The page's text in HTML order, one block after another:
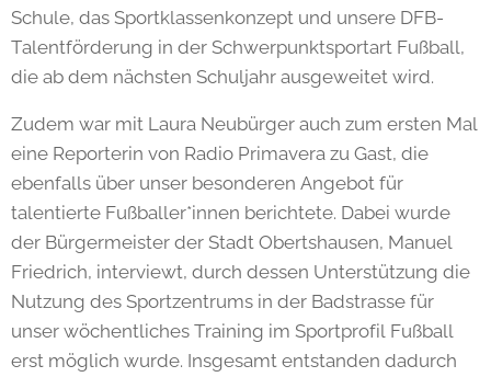
Schule, das Sportklassenkonzept und unsere DFB-
Talentförderung in der Schwerpunktsportart Fußball,
die ab dem nächsten Schuljahr ausgeweitet wird.
Zudem war mit Laura Neubürger auch zum ersten Mal
eine Reporterin von Radio Primavera zu Gast, die
ebenfalls über unser besonderen Angebot für
talentierte Fußballer*innen berichtete. Dabei wurde
der Bürgermeister der Stadt Obertshausen, Manuel
Friedrich, interviewt, durch dessen Unterstützung die
Nutzung des Sportzentrums in der Badstrasse für
unser wöchentliches Training im Sportprofil Fußball
erst möglich wurde. Insgesamt entstanden dadurch